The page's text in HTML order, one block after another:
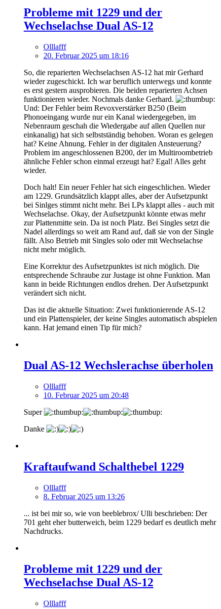
Probleme mit 1229 und der
Wechselachse Dual AS-12
Olllafff
20. Februar 2025 um 18:16
So, die reparierten Wechselachsen AS-12 hat mir Gerhard
wieder zugeschickt. Ich war beruflich unterwegs und konnte
es erst gestern ausprobieren. Die beiden reparierten Achsen
funktionieren wieder. Nochmals danke Gerhard.
Und: Der Fehler beim Revoxverstärker B250 (Beim
Phonoeingang wurde nur ein Kanal wiedergegeben, im
Nebenraum geschah die Wiedergabe auf allen Quellen nur
einkanalig) hat sich selbstständig behoben. Woran es gelegen
hat? Keine Ahnung. Fehler in der digitalen Ansteuerung?
Problem im angeschlossenen B200, der im Multiroombetrieb
ähnliche Fehler schon einmal erzeugt hat? Egal! Alles geht
wieder.
Doch halt! Ein neuer Fehler hat sich eingeschlichen. Wieder
am 1229. Grundsätzlich klappt alles, aber der Aufsetzpunkt
bei Sinlges stimmt nicht mehr. Bei LPs klappt alles - auch mit
Wechselachse. Okay, der Aufsetzpunkt könnte etwas mehr
zur Plattenmitte sein. Da ist noch Platz. Bei Singles setzt die
Nadel allerdings so weit am Rand auf, daß sie von der Single
fällt. Also Betrieb mit Singles solo oder mit Wechselachse
nicht mehr möglich.
Eine Korrektur des Aufsetzpunktes ist nich möglich. Die
entsprechende Schraube zur Justage ist ohne Funktion. Man
kann in beide Richtungen endlos drehen. Der Aufsetzpunkt
verändert sich nicht.
Das ist die aktuelle Situation: Zwei funktionierende AS-12
und ein Plattenspieler, der keine Singles automatisch abspielen
kann. Hat jemand einen Tip für mich?
Dual AS-12 Wechslerachse überholen
Olllafff
10. Februar 2025 um 20:48
Super
Danke
Kraftaufwand Schalthebel 1229
Olllafff
8. Februar 2025 um 13:26
... ist bei mir so, wie von beeblebrox/ Ulli beschrieben: Der
701 geht eher butterweich, beim 1229 bedarf es deutlich mehr
Nachdrucks.
Probleme mit 1229 und der
Wechselachse Dual AS-12
Olllafff